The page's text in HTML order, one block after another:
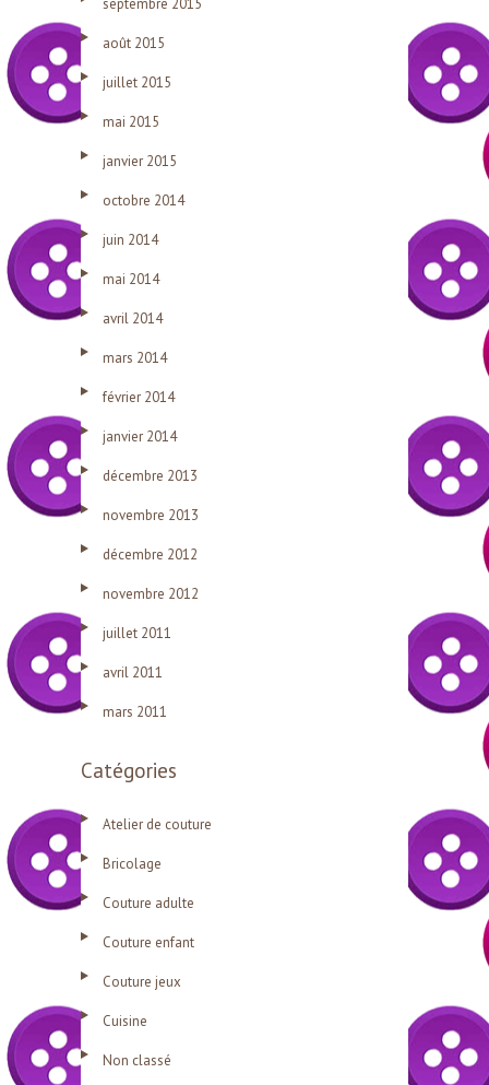
septembre 2015
août 2015
juillet 2015
mai 2015
janvier 2015
octobre 2014
juin 2014
mai 2014
avril 2014
mars 2014
février 2014
janvier 2014
décembre 2013
novembre 2013
décembre 2012
novembre 2012
juillet 2011
avril 2011
mars 2011
Catégories
Atelier de couture
Bricolage
Couture adulte
Couture enfant
Couture jeux
Cuisine
Non classé